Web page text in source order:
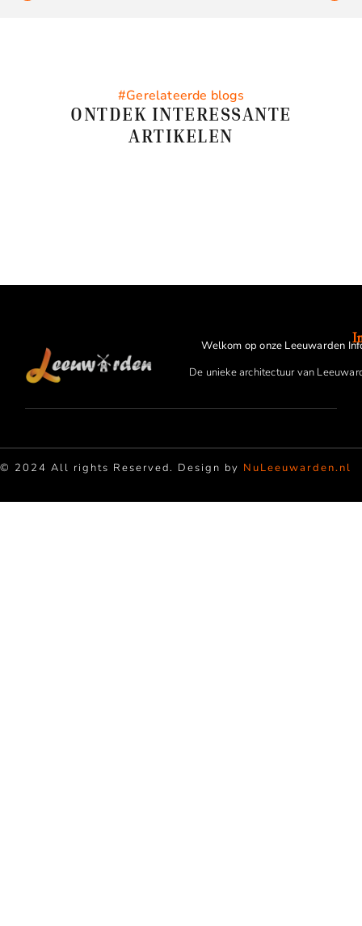
#Gerelateerde blogs
ONTDEK INTERESSANTE
ARTIKELEN
Welkom op onze Leeuwarden
De unieke architectuur van
© 2024 All rights Reserved. Design by NuLeeuwarden.nl